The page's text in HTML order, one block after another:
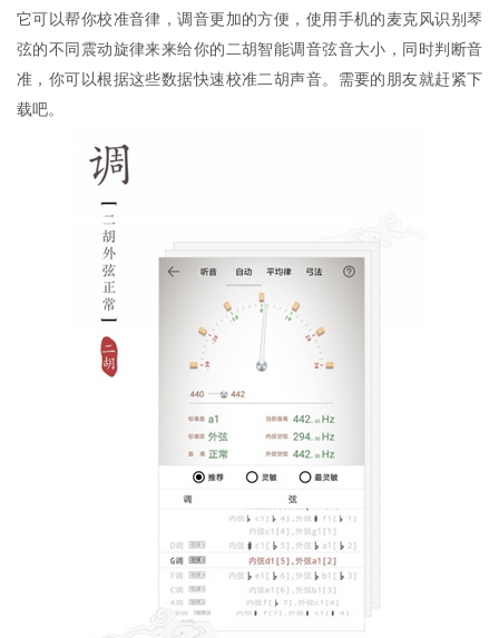
它可以帮你校准音律，调音更加的方便，使用手机的麦克风识别琴
弦的不同震动旋律来来给你的二胡智能调音弦音大小，同时判断音
准，你可以根据这些数据快速校准二胡声音。需要的朋友就赶紧下
载吧。